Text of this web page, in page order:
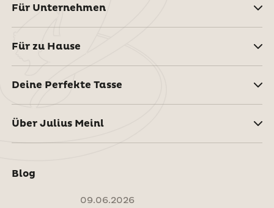
Für Unternehmen
Für zu Hause
Deine Perfekte Tasse
Über Julius Meinl
Blog
09.06.2026